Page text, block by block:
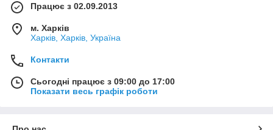
Працює з 02.09.2013
м. Харків
Харків, Харків, Україна
Контакти
Сьогодні працює з 09:00 до 17:00
Показати весь графік роботи